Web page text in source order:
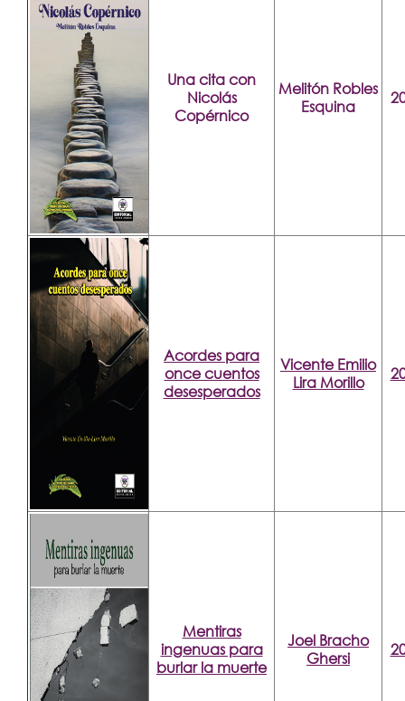
Una cita con
Nicolás
Copérnico
Melitón Robles
Esquina
Acordes para
once cuentos
desesperados
Vicente Emilio
Lira Morillo
Mentiras
ingenuas para
burlar la muerte
Joel Bracho
Ghersi